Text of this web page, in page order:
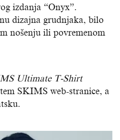
izdanja “Onyx”.
dizajna grudnjaka, bilo
nošenju ili povremenom
Ultimate T-Shirt
SKIMS web-stranice, a